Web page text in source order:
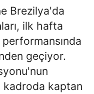
Brezilya'da
ilk hafta
geçiyor.
kadroda kaptan